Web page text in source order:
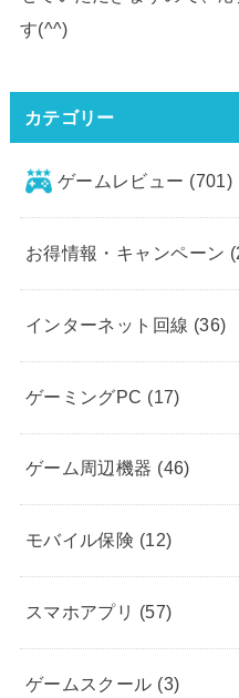
す(^^)
カテゴリー
ゲームレビュー (701)
お得情報・キャンペーン
インターネット回線 (36)
ゲーミングPC (17)
ゲーム周辺機器 (46)
モバイル保険 (12)
スマホアプリ (57)
ゲームスクール (3)